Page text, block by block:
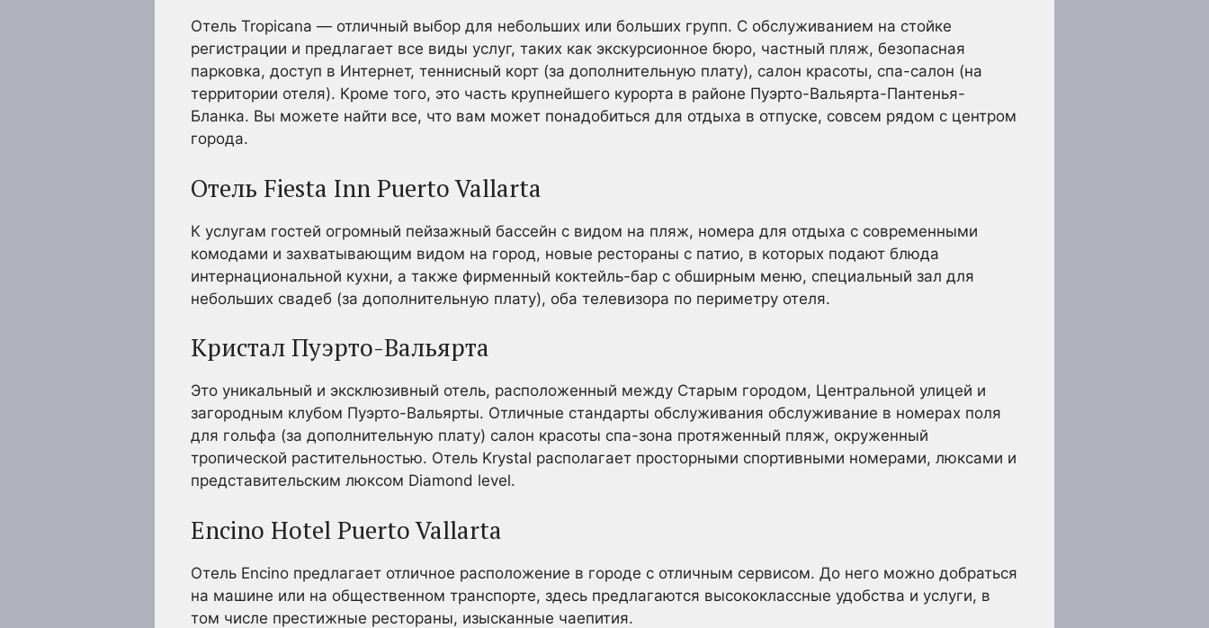
Отель Tropicana — отличный выбор для небольших или больших групп. С обслуживанием на стойке
регистрации и предлагает все виды услуг, таких как экскурсионное бюро, частный пляж, безопасная
парковка, доступ в Интернет, теннисный корт (за дополнительную плату), салон красоты, спа-салон (на
территории отеля). Кроме того, это часть крупнейшего курорта в районе Пуэрто-Вальярта-Пантенья-
Бланка. Вы можете найти все, что вам может понадобиться для отдыха в отпуске, совсем рядом с центром
города.
Отель Fiesta Inn Puerto Vallarta
К услугам гостей огромный пейзажный бассейн с видом на пляж, номера для отдыха с современными
комодами и захватывающим видом на город, новые рестораны с патио, в которых подают блюда
интернациональной кухни, а также фирменный коктейль-бар с обширным меню, специальный зал для
небольших свадеб (за дополнительную плату), оба телевизора по периметру отеля.
Кристал Пуэрто-Вальярта
Это уникальный и эксклюзивный отель, расположенный между Старым городом, Центральной улицей и
загородным клубом Пуэрто-Вальярты. Отличные стандарты обслуживания обслуживание в номерах поля
для гольфа (за дополнительную плату) салон красоты спа-зона протяженный пляж, окруженный
тропической растительностью. Отель Krystal располагает просторными спортивными номерами, люксами и
представительским люксом Diamond level.
Encino Hotel Puerto Vallarta
Отель Encino предлагает отличное расположение в городе с отличным сервисом. До него можно добраться
на машине или на общественном транспорте, здесь предлагаются высококлассные удобства и услуги, в
том числе престижные рестораны, изысканные чаепития.